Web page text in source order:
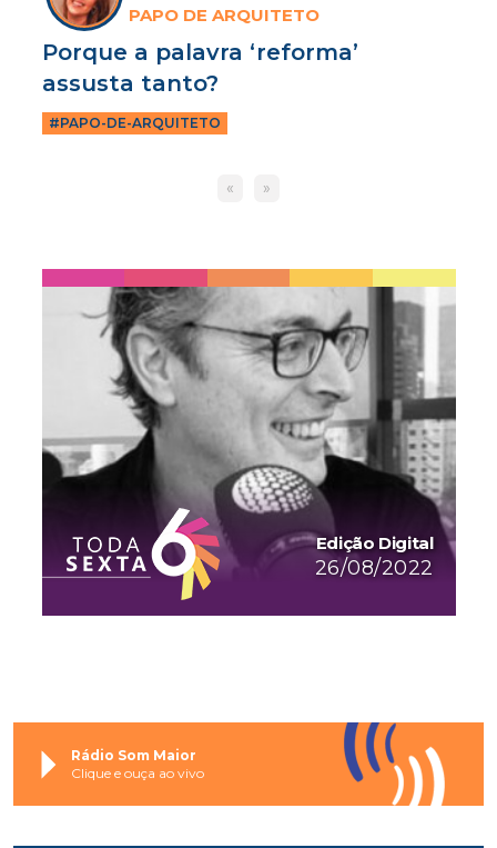
PAPO DE ARQUITETO
Porque a palavra ‘reforma’
assusta tanto?
#PAPO-DE-ARQUITETO
« »
Edição Digital
26/08/2022
Rádio Som Maior
Clique e ouça ao vivo